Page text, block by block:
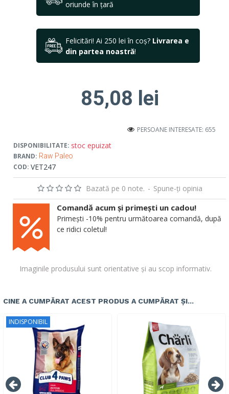
oriunde în țară
Felicitări! Ai 250 lei în coș? Livrarea e
din partea noastră!
DISPONIBILITATE: stoc epuizat
BRAND: Raw Paleo
COD: VET247
PERSOANE INTERESATE: 655
Bazată pe 0 note. - Spune-ţi opinia
85,08 lei
Imaginile produsului sunt orientative și au scop informativ.
Comandă acum și primești un cadou!
Primești -10% pentru următoarea comandă, după
ce ridici coletul!
CINE A CUMPĂRAT ACEST PRODUS A CUMPĂRAT ȘI...
INDISPONIBIL